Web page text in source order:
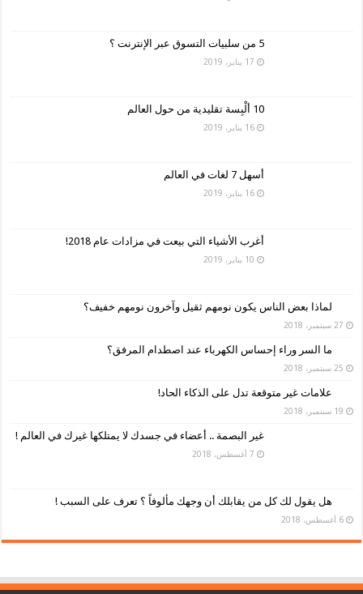
5 من سلبيات التسوق عبر الإنترنت ؟
17 يناير، 2019
10 ألْبِسة تقليدية من حول العالم
16 يناير، 2019
أسهل 7 لغات في العالم
16 يناير، 2019
أغرب الأشياء التي بيعت في مزادات عام 2018!
10 يناير، 2019
لماذا بعض الناس يكون نومهم ثقيل وآخرون نومهم خفيف؟
27 سبتمبر، 2018
ما السر وراء إحساس الكهرباء عند اصطدام المرفق؟
25 سبتمبر، 2018
علامات غير متوقعة تدل على الذكاء الحاد!
19 سبتمبر، 2018
غير البصمة .. أعضاء في جسدك لا يمتلكها غيرك في العالم !
7 أغسطس، 2018
هل يقول لك كل من يقابلك أن وجهك مألوفاً ؟ تعرف على السبب !
6 أغسطس، 2018